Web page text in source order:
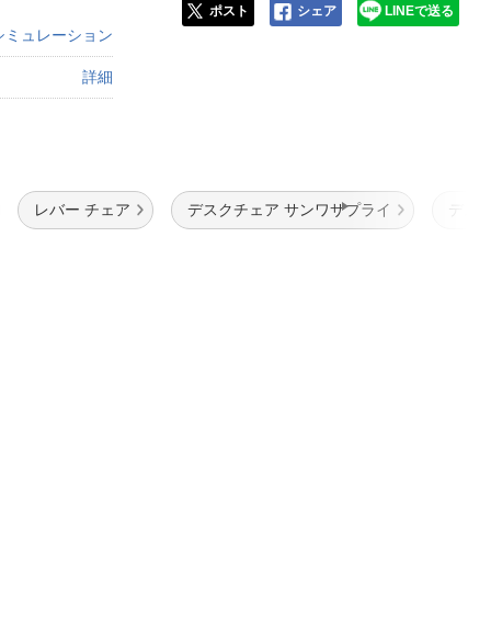
ミュレーション
詳細
ポスト シェア LINEで送る
レバー チェア デスクチェア サンワサプライ デス